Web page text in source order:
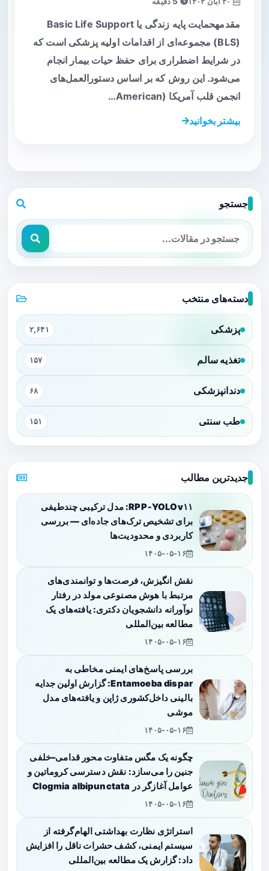
مقدمهحمایت پایه زندگی یا Basic Life Support
(BLS) مجموعه‌ای از اقدامات اولیه پزشکی است که
در شرایط اضطراری برای حفظ حیات بیمار انجام
می‌شود. این روش که بر اساس دستورالعمل‌های
انجمن قلب آمریکا (American…
بیشتر بخوانید
جستجو
دسته‌های منتخب
پزشکی ۲,۶۴۱
تغذیه سالم ۱۵۷
دندانپزشکی ۶۸
طب سنتی ۱۵۱
جدیدترین مطالب
RPP‑YOLOv۱۱: مدل ترکیبی چندطیفی
برای تشخیص ترک‌های جاده‌ای — بررسی
کاربردی و محدودیت‌ها
۱۴۰۵-۰۵-۱۶
نقش انگیزش، فرصت‌ها و توانمندی‌های
مرتبط با هوش مصنوعی مولد در رفتار
نوآورانه دانشجویان دکتری: یافته‌های یک
مطالعه بین‌المللی
۱۴۰۵-۰۵-۱۶
بررسی پاسخ‌های ایمنی مخاطی به
Entamoeba dispar: گزارش اولین جدایه
بالینی داخل‌کشوری ژاپن و یافته‌های مدل
موشی
۱۴۰۵-۰۵-۱۶
چگونه یک مگس متفاوت محور قدامی–خلفی
جنین را می‌سازد: نقش دسترسی کروماتین و
عوامل آغازگر در Clogmia albipunctata
۱۴۰۵-۰۵-۱۶
استراتژی نظارت بهداشتی الهام‌گرفته از
سیستم ایمنی، کشف حشرات ناقل را افزایش
داد: گزارش یک مطالعه بین‌المللی